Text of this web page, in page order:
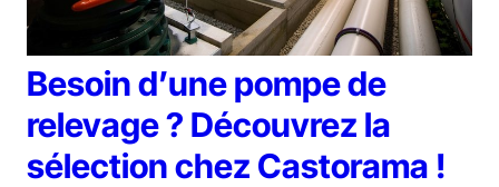
Besoin d’une pompe de
relevage ? Découvrez la
sélection chez Castorama !